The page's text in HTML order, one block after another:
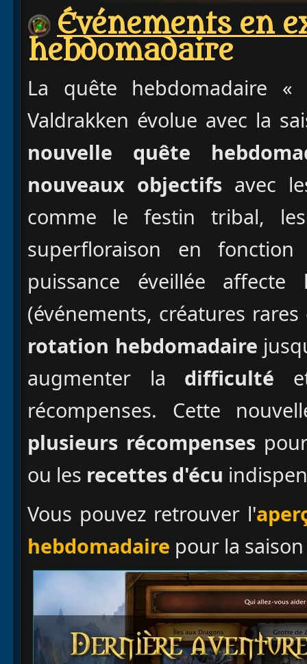
Événements en
hebdomadaire
La quête hebdomadaire «
Valdrakken évolue avec la
nouvelle quête
nouveaux objectifs avec
comme le festin tribal,
superfloraison en
puissance éveillée
(événements, créatures
rotation hebdomadaire
augmenter la difficulté
récompenses. Cette
plusieurs récompenses
ou les recettes d'écu
Vous pouvez retrouver l'
hebdomadaire pour la